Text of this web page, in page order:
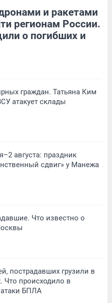
и ракетами
регионам России.
о погибших и
граждан. Татьяна Ким
атакует склады
августа: праздник
сдвиг» у Манежа
Что известно о
пострадавших грузили в
Что происходило в
БПЛА